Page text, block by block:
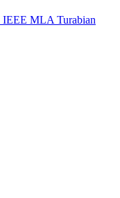
IEEE MLA Turabian